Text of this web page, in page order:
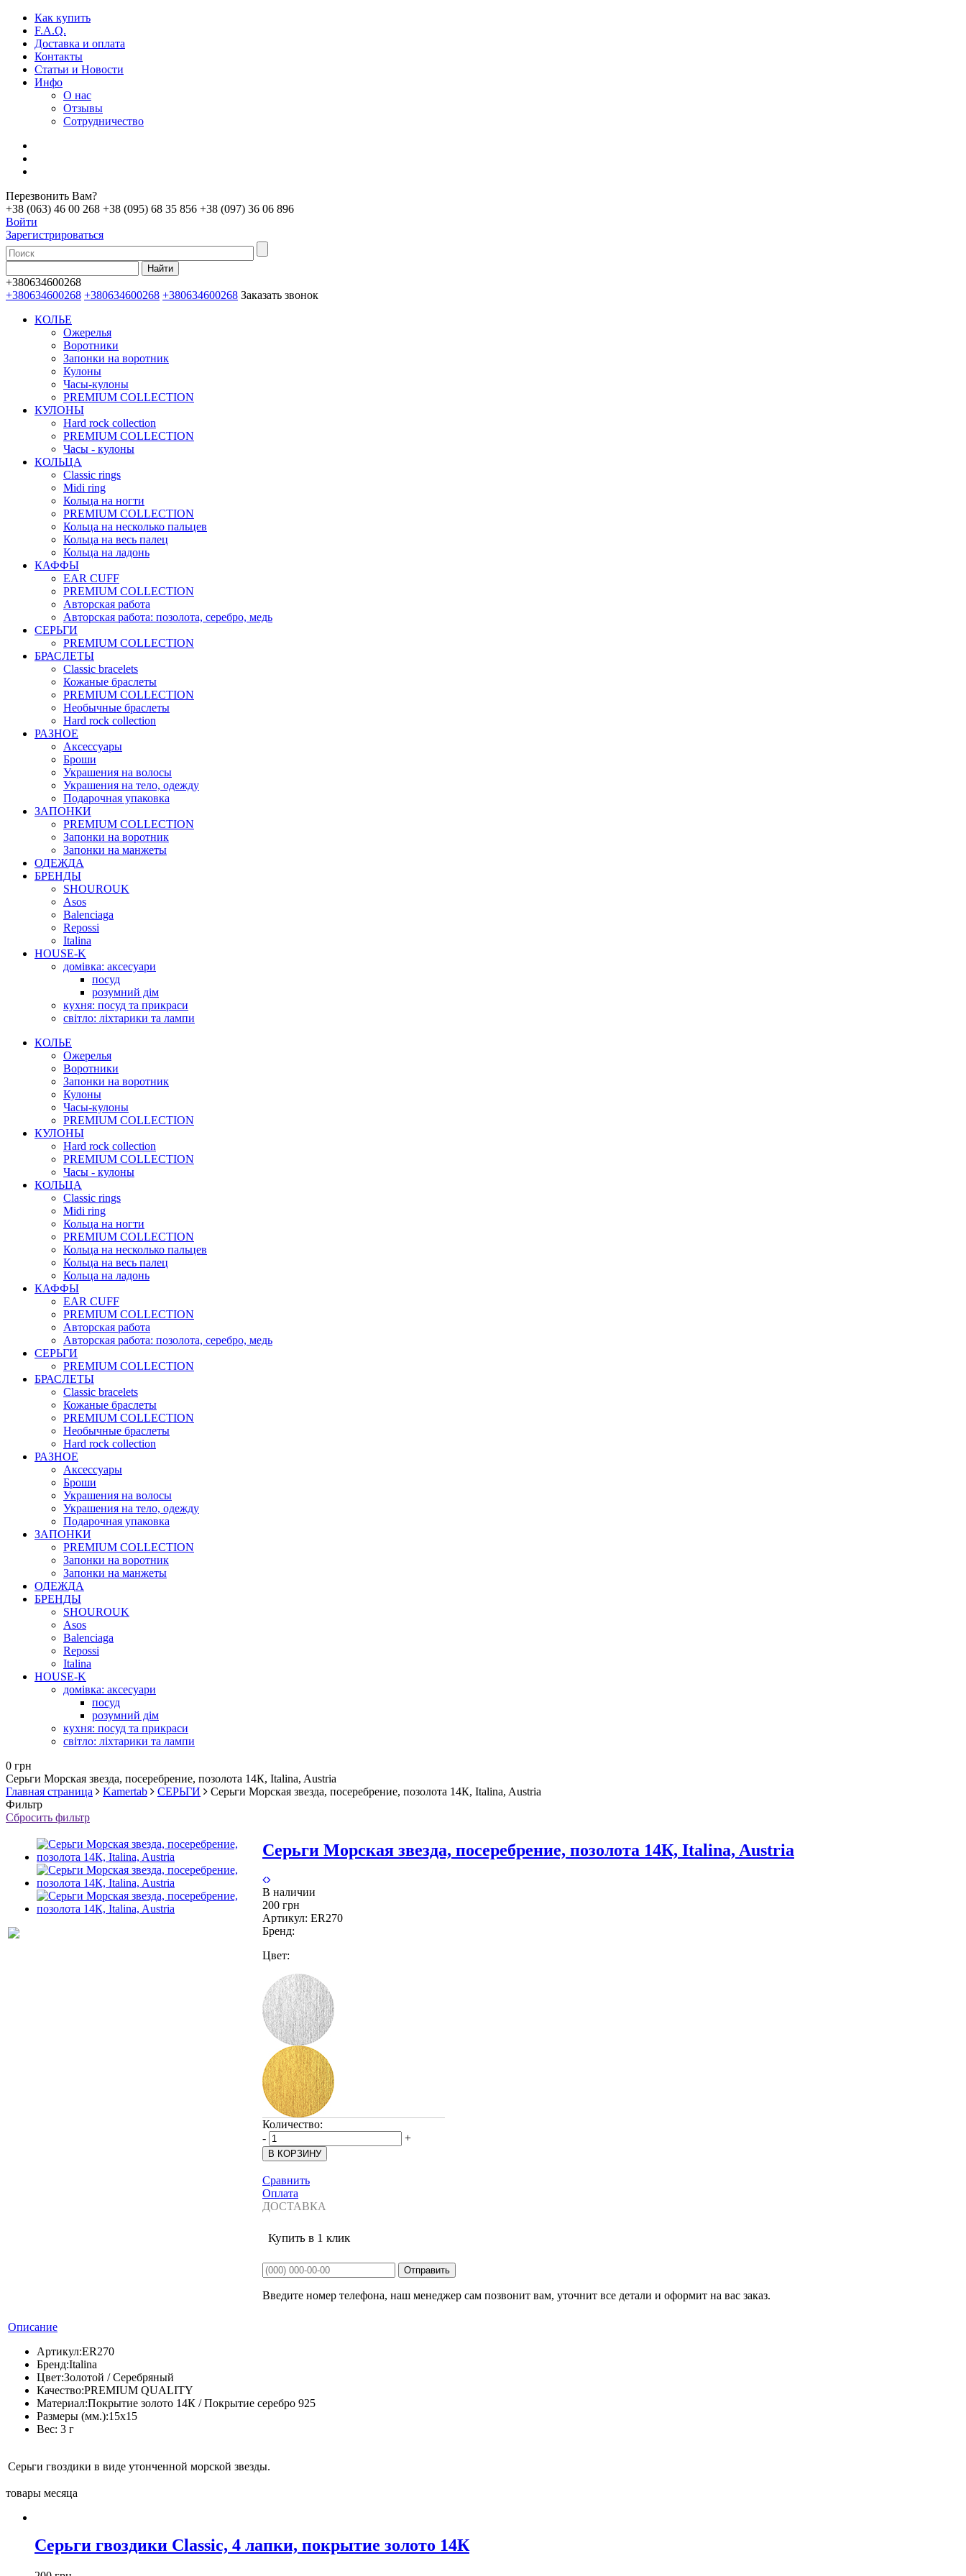
Как купить
F.A.Q.
Доставка и оплата
Контакты
Статьи и Новости
Инфо
О нас
Отзывы
Сотрудничество
Перезвонить Вам?
+38 (063) 46 00 268 +38 (095) 68 35 856 +38 (097) 36 06 896
Войти
Зарегистрироваться
+380634600268
+380634600268 +380634600268 +380634600268 Заказать звонок
КОЛЬЕ
Ожерелья
Воротники
Запонки на воротник
Кулоны
Часы-кулоны
PREMIUM COLLECTION
КУЛОНЫ
Hard rock collection
PREMIUM COLLECTION
Часы - кулоны
КОЛЬЦА
Classic rings
Midi ring
Кольца на ногти
PREMIUM COLLECTION
Кольца на несколько пальцев
Кольца на весь палец
Кольца на ладонь
КАФФЫ
EAR CUFF
PREMIUM COLLECTION
Авторская работа
Авторская работа: позолота, серебро, медь
СЕРЬГИ
PREMIUM COLLECTION
БРАСЛЕТЫ
Classic bracelets
Кожаные браслеты
PREMIUM COLLECTION
Необычные браслеты
Hard rock collection
РАЗНОЕ
Аксессуары
Броши
Украшения на волосы
Украшения на тело, одежду
Подарочная упаковка
ЗАПОНКИ
PREMIUM COLLECTION
Запонки на воротник
Запонки на манжеты
ОДЕЖДА
БРЕНДЫ
SHOUROUK
Asos
Balenciaga
Repossi
Italina
HOUSE-K
домівка: аксесуари
посуд
розумний дім
кухня: посуд та прикраси
світло: ліхтарики та лампи
КОЛЬЕ
Ожерелья
Воротники
Запонки на воротник
Кулоны
Часы-кулоны
PREMIUM COLLECTION
КУЛОНЫ
Hard rock collection
PREMIUM COLLECTION
Часы - кулоны
КОЛЬЦА
Classic rings
Midi ring
Кольца на ногти
PREMIUM COLLECTION
Кольца на несколько пальцев
Кольца на весь палец
Кольца на ладонь
КАФФЫ
EAR CUFF
PREMIUM COLLECTION
Авторская работа
Авторская работа: позолота, серебро, медь
СЕРЬГИ
PREMIUM COLLECTION
БРАСЛЕТЫ
Classic bracelets
Кожаные браслеты
PREMIUM COLLECTION
Необычные браслеты
Hard rock collection
РАЗНОЕ
Аксессуары
Броши
Украшения на волосы
Украшения на тело, одежду
Подарочная упаковка
ЗАПОНКИ
PREMIUM COLLECTION
Запонки на воротник
Запонки на манжеты
ОДЕЖДА
БРЕНДЫ
SHOUROUK
Asos
Balenciaga
Repossi
Italina
HOUSE-K
домівка: аксесуари
посуд
розумний дім
кухня: посуд та прикраси
світло: ліхтарики та лампи
0 грн
Серьги Морская звезда, посеребрение, позолота 14К, Italina, Austria
Главная страница
Kamertab СЕРЬГИ
Серьги Морская звезда, посеребрение, позолота 14К, Italina, Austria
Фильтр
Сбросить фильтр
Серьги Морская звезда, посеребрение, позолота 14К, Italina, Austria
В наличии
200 грн
Артикул: ER270
Бренд:
Цвет:
Количество:
-
+
Сравнить
Оплата
ДОСТАВКА
Купить в 1 клик
Введите номер телефона, наш менеджер сам позвонит вам, уточнит все детали и оформит на вас заказ.
Описание
Артикул:ER270
Бренд:Italina
Цвет:Золотой / Серебряный
Качество:PREMIUM QUALITY
Материал:Покрытие золото 14К / Покрытие серебро 925
Размеры (мм.):15х15
Вес: 3 г
Серьги гвоздики в виде утонченной морской звезды.
товары месяца
Серьги гвоздики Classic, 4 лапки, покрытие золото 14К